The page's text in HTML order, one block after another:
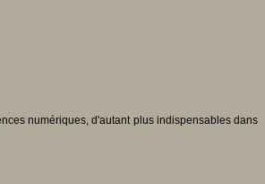
numériques, d'autant plus indispensables dans